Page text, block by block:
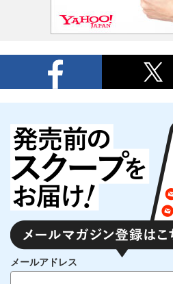
メールアドレス